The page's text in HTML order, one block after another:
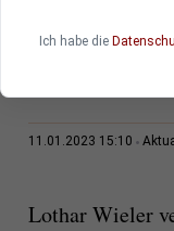
11.01.2023 15:10
Lothar Wieler
Ich habe die